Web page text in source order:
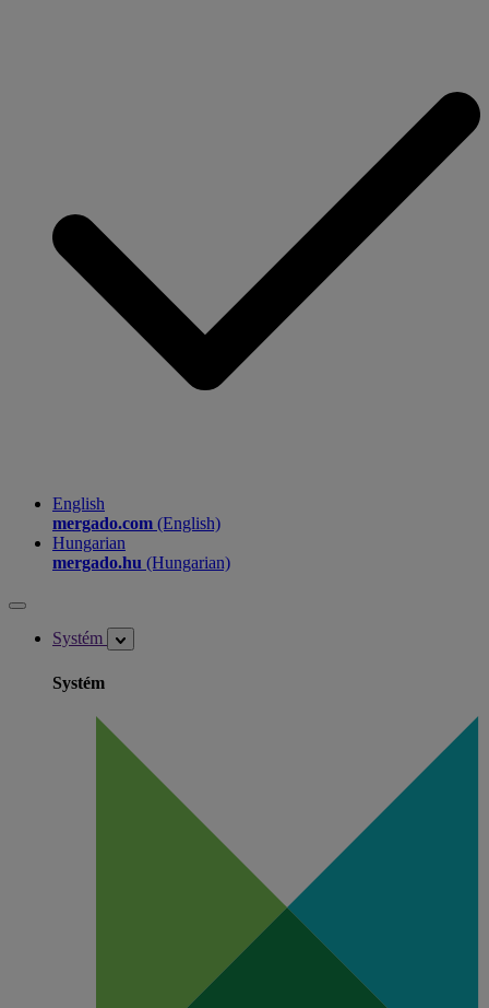
English
mergado.com (English)
Hungarian
mergado.hu (Hungarian)
Systém
Systém